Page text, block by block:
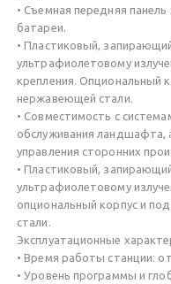
• Съемная передняя
батареи.
• Пластиковый,
ультрафиолетовому
крепления. Опциональный
нержавеющей стали.
• Совместимость с
обслуживания ландшафта,
управления сторонних
• Пластиковый,
ультрафиолетовому
опциональный корпус и
стали.
Эксплуатационные
• Время работы станции:
• Уровень программы и